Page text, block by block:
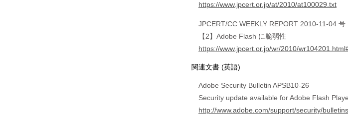
https://www.jpcert.or.jp/at/2010/at100029.txt
JPCERT/CC WEEKLY REPORT 2010-11-04 号
【2】Adobe Flash に脆弱性
https://www.jpcert.or.jp/wr/2010/
関連文書 (英語)
Adobe Security Bulletin APSB10-26
Security update available for Adobe Flash
http://www.adobe.com/support/security/